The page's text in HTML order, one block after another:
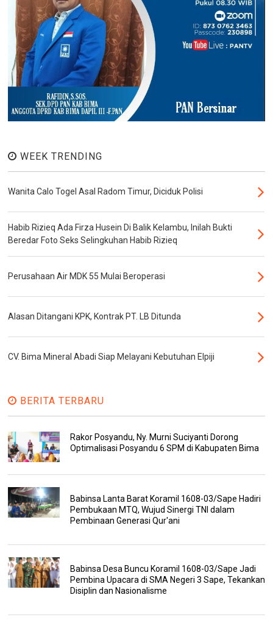
WEEK TRENDING
Wanita Calo Togel Asal Radom Timur, Diciduk Polisi
Habib Rizieq Ada Firza Husein Di Balik Kelambu, Inilah Bukti
Beredar Foto Seks Selingkuhan Habib Rizieq
Perusahaan Air MDK 55 Mulai Beroperasi
Alasan Ditangani KPK, Kontrak PT. LB Ditunda
CV. Bima Mineral Abadi Siap Melayani Kebutuhan Elpiji
BERITA TERBARU
Rakor Posyandu, Ny. Murni Suciyanti Dorong
Optimalisasi Posyandu 6 SPM di Kabupaten Bima
Babinsa Lanta Barat Koramil 1608-03/Sape Hadiri
Pembukaan MTQ, Wujud Sinergi TNI dalam
Pembinaan Generasi Qur'ani
Babinsa Desa Buncu Koramil 1608-03/Sape Jadi
Pembina Upacara di SMA Negeri 3 Sape, Tekankan
Disiplin dan Nasionalisme